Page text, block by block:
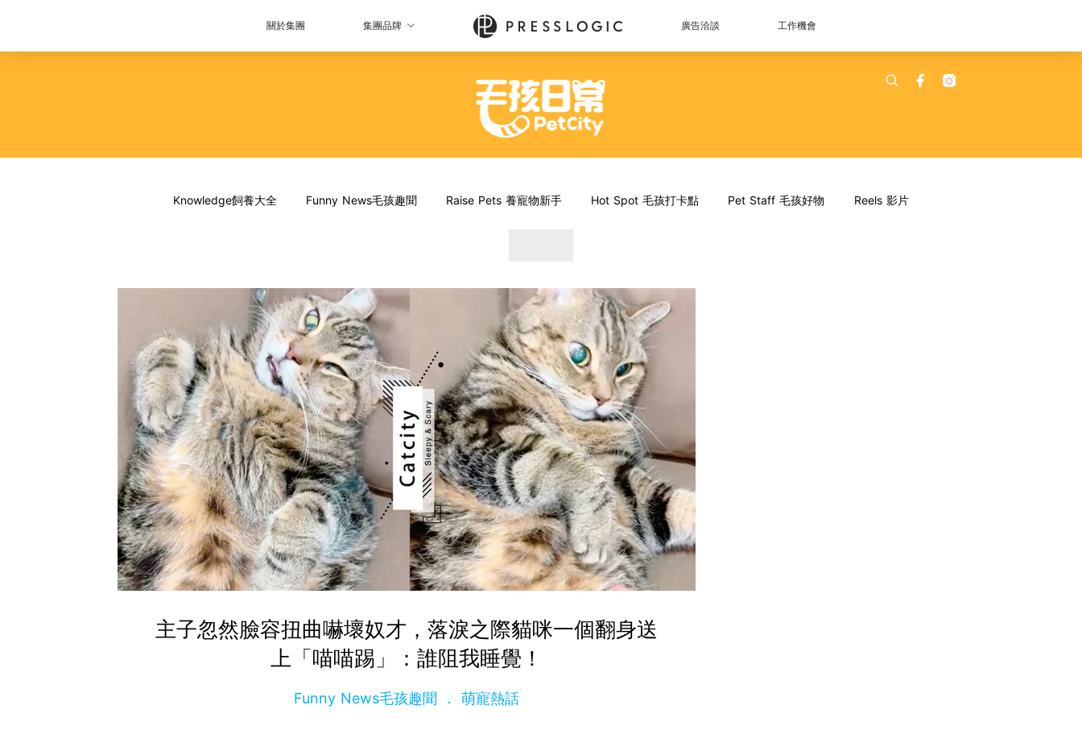
關於集團 集團品牌 廣告洽談 工作機會
Knowledge飼養大全 Funny News毛孩趣聞 Raise Pets 養寵物新手 Hot Spot 毛孩打卡點 Pet Staff 毛孩好物 Reels 影片
主子忽然臉容扭曲嚇壞奴才，落淚之際貓咪一個翻身送
上「喵喵踢」：誰阻我睡覺！
Funny News毛孩趣聞 萌寵熱話